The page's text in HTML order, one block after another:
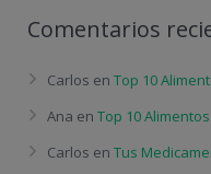
Comentarios
Carlos en Top 10
Ana en Top 10
Carlos en Tus